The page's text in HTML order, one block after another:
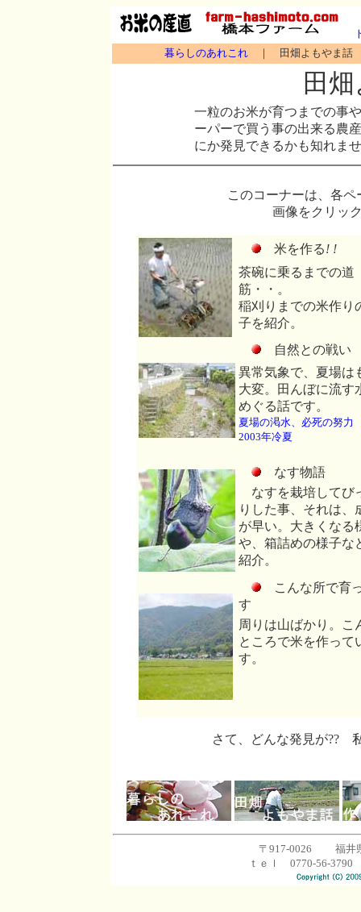
暮らしのあれこれ ｜ 田畑よもやま
田
一粒のお米が育つまでの事
ーパーで買う事の出来る農
にか発見できるかも知れま
このコーナーは、各
画像をクリッ
米を作る! !
茶碗に乗るまでの道
筋・・。
稲刈りまでの米作り
子を紹介。
自然との戦い
異常気象で、夏場は
大変。田んぼに流す
めぐる話です。
夏場の渇水、必死の努力
2003年冷夏
なす物語
なすを栽培してび
りした事、それは、
が早い。大きくなる
や、箱詰めの様子な
紹介。
こんな所で育
す
周りは山ばかり。こ
ところで米を作って
す。
さて、どんな発見が??
〒917-0026 福井
ｔｅｌ 0770-56-